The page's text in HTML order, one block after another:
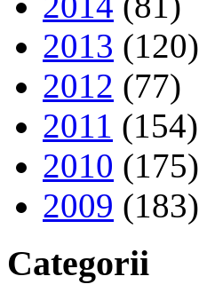
2013 (120)
2012 (77)
2011 (154)
2010 (175)
2009 (183)
Categorii